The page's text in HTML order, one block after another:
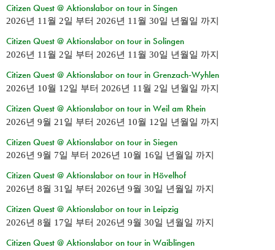
Citizen Quest @ Aktionslabor on tour in Singen
2026년 11월 2일 부터 2026년 11월 30일 년월일 까지
Citizen Quest @ Aktionslabor on tour in Solingen
2026년 11월 2일 부터 2026년 11월 30일 년월일 까지
Citizen Quest @ Aktionslabor on tour in Grenzach-Wyhlen
2026년 10월 12일 부터 2026년 11월 2일 년월일 까지
Citizen Quest @ Aktionslabor on tour in Weil am Rhein
2026년 9월 21일 부터 2026년 10월 12일 년월일 까지
Citizen Quest @ Aktionslabor on tour in Siegen
2026년 9월 7일 부터 2026년 10월 16일 년월일 까지
Citizen Quest @ Aktionslabor on tour in Hövelhof
2026년 8월 31일 부터 2026년 9월 30일 년월일 까지
Citizen Quest @ Aktionslabor on tour in Leipzig
2026년 8월 17일 부터 2026년 9월 30일 년월일 까지
Citizen Quest @ Aktionslabor on tour in Waiblingen